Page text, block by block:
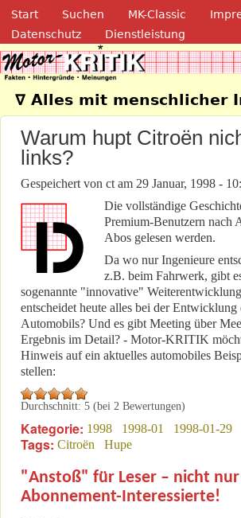
Direkt zum Inhalt
Navigation
Start Suchen MK-Classic
Datenschutz
Dienstleistung
Motor-
∇ Alles mit menschlicher
Warum hupt Citroën
links?
Gespeichert von ct am 29 Januar, 1998 -
Die vollständige
Premium-Benutzern nach
Abos gelesen werden.
Da wo nur Ingenieure
z.B. beim Fahrwerk, gibt
sogenannte "innovative"
entscheidet heute alles bei der Entwicklung
Automobils? Und es gibt Meeting über
Ergebnis im Detail? - Motor-KRITIK
Hinweis auf ein aktuelles automobiles
stellen:
Durchschnitt: 5 (bei 2 Bewertungen)
Kategorie: 1998 1998-01 1998-01-29
Tags: Citroën Hupe
"Anstoß" für Leser – nicht
Abonnement-Interessierte!